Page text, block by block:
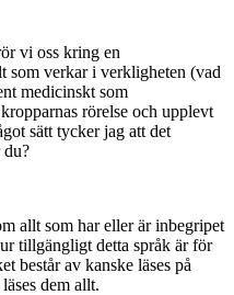
vi oss kring en
som verkar i verkligheten (vad
medicinskt som
rörelse och upplevt
sätt tycker jag att det
du?
allt som har eller är inbegripet
tillgängligt detta språk är för
består av kanske läses på
dem allt.